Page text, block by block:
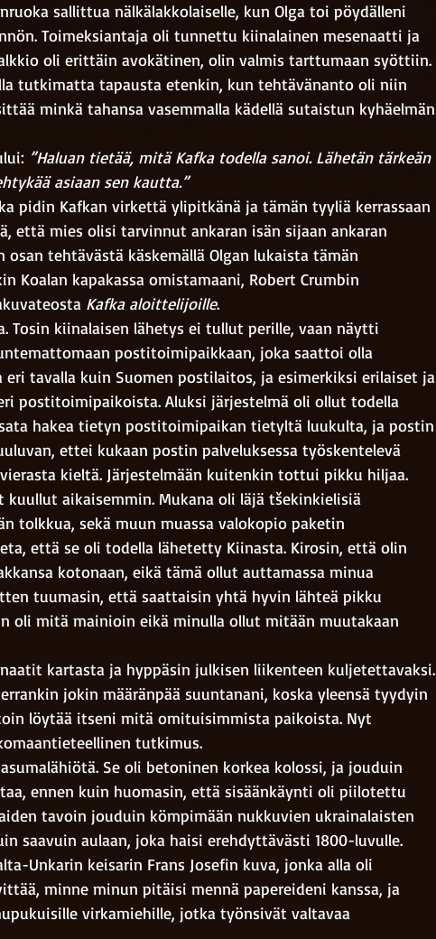
sallittua nälkälakkolaiselle, kun Olga toi pöydälleni
Toimeksiantaja oli tunnettu kiinalainen mesenaatti ja
oli erittäin avokätinen, olin valmis tarttumaan syöttiin.
tutkimatta tapausta etenkin, kun tehtävänanto oli niin
minkä tahansa vasemmalla kädellä sutaistun kyhäelmän
”Haluan tietää, mitä Kafka todella sanoi. Lähetän tärkeän
asiaan sen kautta.”
pidin Kafkan virkettä ylipitkänä ja tämän tyyliä kerrassaan
että mies olisi tarvinnut ankaran isän sijaan ankaran
tehtävästä käskemällä Olgan lukaista tämän
Koalan kapakassa omistamaani, Robert Crumbin
Kafka aloittelijoille.
Tosin kiinalaisen lähetys ei tullut perille, vaan näytti
postitoimipaikkaan, joka saattoi olla
tavalla kuin Suomen postilaitos, ja esimerkiksi erilaiset ja
postitoimipaikoista. Aluksi järjestelmä oli ollut todella
hakea tietyn postitoimipaikan tietyltä luukulta, ja postin
ettei kukaan postin palveluksessa työskentelevä
kieltä. Järjestelmään kuitenkin tottui pikku hiljaa.
aikaisemmin. Mukana oli läjä tšekinkielisiä
tolkkua, sekä muun muassa valokopio paketin
että se oli todella lähetetty Kiinasta. Kirosin, että olin
kotonaan, eikä tämä ollut auttamassa minua
tuumasin, että saattaisin yhtä hyvin lähteä pikku
oli mitä mainioin eikä minulla ollut mitään muutakaan
kartasta ja hyppäsin julkisen liikenteen kuljetettavaksi.
jokin määränpää suuntanani, koska yleensä tyydyin
löytää itseni mitä omituisimmista paikoista. Nyt
tutkimus.
Se oli betoninen korkea kolossi, ja jouduin
ennen kuin huomasin, että sisäänkäynti oli piilotettu
tavoin jouduin kömpimään nukkuvien ukrainalaisten
saavuin aulaan, joka haisi erehdyttävästi 1800-luvulle.
Unkarin keisarin Frans Josefin kuva, jonka alla oli
minne minun pitäisi mennä papereideni kanssa, ja
virkamiehille, jotka työnsivät valtavaa